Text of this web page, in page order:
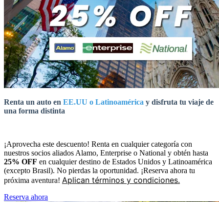
Renta un auto en EE.UU o Latinoamérica y disfruta tu viaje de
una forma distinta
¡Aprovecha este descuento! Renta en cualquier categoría con
nuestros socios aliados Alamo, Enterprise o National y obtén hasta
25% OFF en cualquier destino de Estados Unidos y Latinoamérica
(excepto Brasil). No pierdas la oportunidad. ¡Reserva ahora tu
próxima aventura! Aplican términos y condiciones.
Reserva ahora